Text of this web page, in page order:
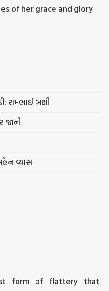
of her grace and glory
રામભાઈ બક્ષી
જાની
વ્યાસ
form of flattery that